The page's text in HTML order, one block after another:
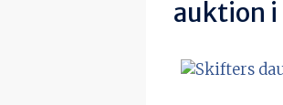
auktion i